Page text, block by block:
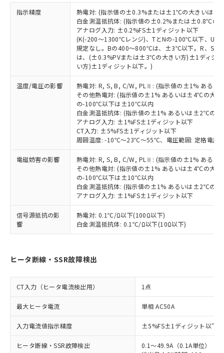
指示精度
熱電対: (指示値の±0.3%または±1℃の大きいほう
白金測温抵抗体: (指示値の±0.2%または±0.8℃の
アナログ入力: ±0.2%FS±1ディジット以下
(K(-200～1300℃レンジ)、TとNの-100℃以下、U
規定なし。Bの400～800℃は、±3℃以下。R、S
は、(±0.3%PVまたは±3℃の大きい方)±1ディジ
い方)±1ディジット以下。)
温度/電圧の影響
熱電対: R, S, B, C/W, PLⅡ: (指示値の±1% ある
その他熱電対: (指示値の±1% あるいは±4℃の大き
の-100℃以下は±10℃以内
白金測温抵抗体: (指示値の±1% あるいは±2℃の大
アナログ入力: ±1%FS±1ディジット以下
CT入力: ±5%FS±1ディジット以下
周囲温度: -10℃～23℃～55℃、電圧範囲: 定格電圧
電磁妨害の影響
熱電対: R, S, B, C/W, PLⅡ: (指示値の±1% ある
その他熱電対: (指示値の±1% あるいは±4℃の大き
の-100℃以下は±10℃以内
白金測温抵抗体: (指示値の±1% あるいは±2℃の大
アナログ入力: ±1%FS±1ディジット以下
信号源抵抗の影
響
熱電対: 0.1℃/Ω以下(100Ω以下)
白金測温抵抗体: 0.1℃/Ω以下(10Ω以下)
ヒータ断線・SSR故障検出
CT入力（ヒータ電流検出用） 1点
最大ヒータ電流 単相 AC50A
入力電流値指示精度 ±5%FS±1ディジット以下
ヒータ断線・SSR故障検出
0.1～49.9A（0.1A単位）
引・商談に必要な範囲で利用すること
をご了承ください。
※当社の共同利用者とは、"個人情報
の共同利用に関して"
の「1.共同利
用者の範囲」に記載されている法人を
指します。
とができます。
EU RoHS指令（10物質）の非含有証明書
51物質の非含有証明書（当社基準）
※本証明書は発行日時点で非含有を証明す
るもので、過去に遡って非含有を証明する
ものではありません。
また、RoHS指令のフタル酸エステル類４
物質の対応では、対応完了までの期間は出
荷製品に未対応品が混在することから備考
欄に対応日を記載しておりました。
既に当社にて対応品への在庫切替を完了
していることから、特段のことがない限
り、2022年1月12日より割愛しておりま
合意する キャンセル